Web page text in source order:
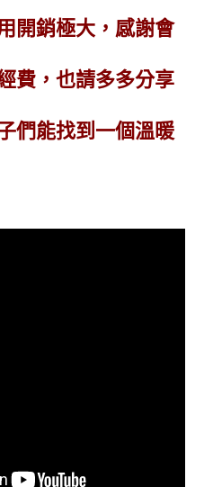
開銷極大，感謝會
費，也請多多分享
們能找到一個溫暖